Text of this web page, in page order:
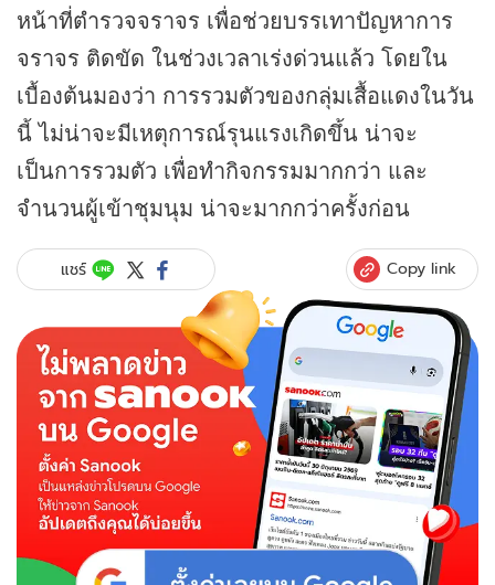
หน้าที่ตำรวจจราจร เพื่อช่วยบรรเทาปัญหาการ
จราจร ติดขัด ในช่วงเวลาเร่งด่วนแล้ว โดยใน
เบื้องต้นมองว่า การรวมตัวของกลุ่มเสื้อแดงในวัน
นี้ ไม่น่าจะมีเหตุการณ์รุนแรงเกิดขึ้น น่าจะ
เป็นการรวมตัว เพื่อทำกิจกรรมมากกว่า และ
จำนวนผู้เข้าชุมนุม น่าจะมากกว่าครั้งก่อน
แชร์ Copy link